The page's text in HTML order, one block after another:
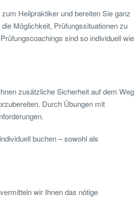
Heilpraktiker und bereiten Sie ganz
Möglichkeit, Prüfungssituationen zu
sind so individuell wie
zusätzliche Sicherheit auf dem Weg
Durch Übungen mit
buchen – sowohl als
vermitteln wir Ihnen das nötige